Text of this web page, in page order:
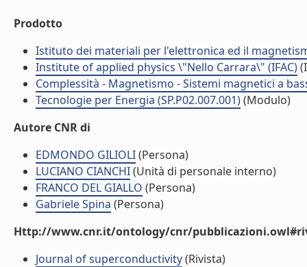
Prodotto
Istituto dei materiali per l'elettronica ed il
Institute of applied physics \"Nello Carrara\" (IFAC)
Complessità - Magnetismo - Sistemi magnetici a
Tecnologie per Energia (SP.P02.007.001)(Modulo)
Autore CNR di
EDMONDO GILIOLI(Persona)
LUCIANO CIANCHI(Unità di personale interno)
FRANCO DEL GIALLO (Persona)
Gabriele Spina (Persona)
Http://www.cnr.it/ontology/cnr/
Journal of superconductivity(Rivista)